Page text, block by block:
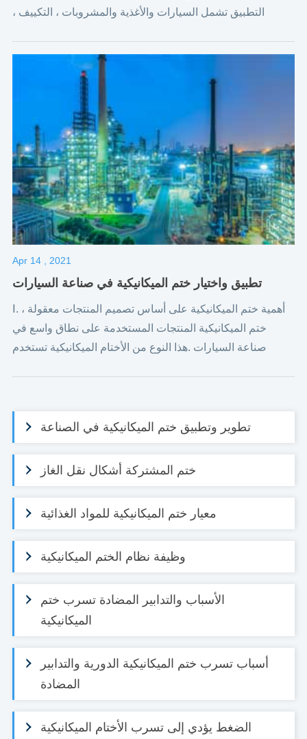
التطبيق تشمل السيارات والأغذية والمشروبات ، التكييف ،
Apr 14 , 2021
تطبيق واختيار ختم الميكانيكية في صناعة السيارات
Ⅰ. أهمية ختم الميكانيكية على أساس تصميم المنتجات معقولة ،
ختم الميكانيكية المنتجات المستخدمة على نطاق واسع في
صناعة السيارات .هذا النوع من الأختام الميكانيكية تستخدم
تطوير وتطبيق ختم الميكانيكية في الصناعة
ختم المشتركة أشكال نقل الغاز
معيار ختم الميكانيكية للمواد الغذائية
وظيفة نظام الختم الميكانيكية
الأسباب والتدابير المضادة تسرب ختم
الميكانيكية
أسباب تسرب ختم الميكانيكية الدورية والتدابير
المضادة
الضغط يؤدي إلى تسرب الأختام الميكانيكية